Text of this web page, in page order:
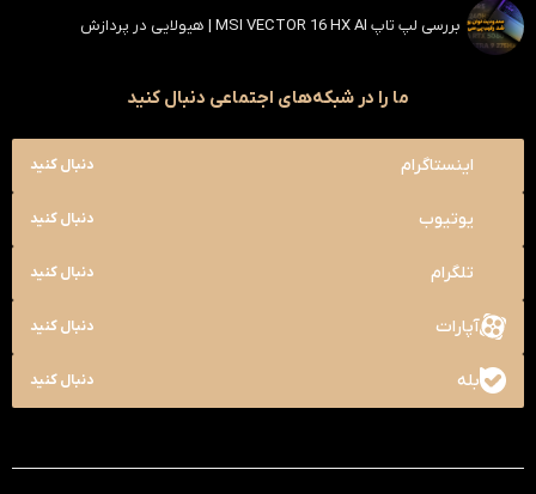
بررسی لپ تاپ MSI VECTOR 16 HX AI | هیولایی در پردازش
ما را در شبکه‌های اجتماعی دنبال کنید
اینستاگرام دنبال کنید
یوتیوب دنبال کنید
تلگرام دنبال کنید
آپارات دنبال کنید
بله دنبال کنید